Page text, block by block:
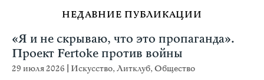
НЕДАВНИЕ ПУБЛИКАЦИИ
«Я и не скрываю, что это пропаганда».
Проект Fertoke против войны
29 июля 2026 Искусство,Литклуб,Общество